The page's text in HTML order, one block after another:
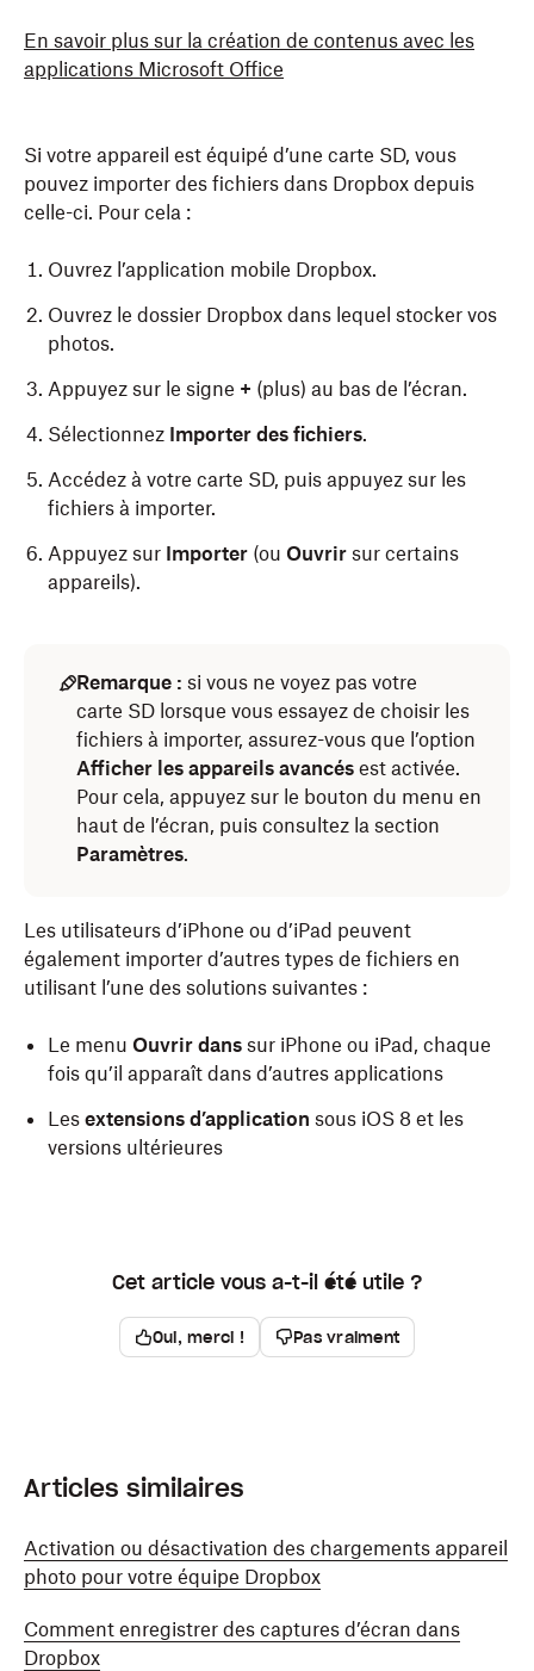
En savoir plus sur la création de contenus avec les
applications Microsoft Office
Si votre appareil est équipé d’une carte SD, vous
pouvez importer des fichiers dans Dropbox depuis
celle-ci. Pour cela :
Ouvrez l’application mobile Dropbox.
Ouvrez le dossier Dropbox dans lequel stocker vos
photos.
Appuyez sur le signe + (plus) au bas de l’écran.
Sélectionnez Importer des fichiers.
Accédez à votre carte SD, puis appuyez sur les
fichiers à importer.
Appuyez sur Importer (ou Ouvrir sur certains
appareils).
Remarque : si vous ne voyez pas votre
carte SD lorsque vous essayez de choisir les
fichiers à importer, assurez-vous que l’option
Afficher les appareils avancés est activée.
Pour cela, appuyez sur le bouton du menu en
haut de l’écran, puis consultez la section
Paramètres.
Les utilisateurs d’iPhone ou d’iPad peuvent
également importer d’autres types de fichiers en
utilisant l’une des solutions suivantes :
Le menu Ouvrir dans sur iPhone ou iPad, chaque
fois qu’il apparaît dans d’autres applications
Les extensions d’application sous iOS 8 et les
versions ultérieures
Cet article vous a-t-il été utile ?
Oui, merci ! Pas vraiment
Articles similaires
Activation ou désactivation des chargements appareil
photo pour votre équipe Dropbox
Comment enregistrer des captures d’écran dans
Dropbox